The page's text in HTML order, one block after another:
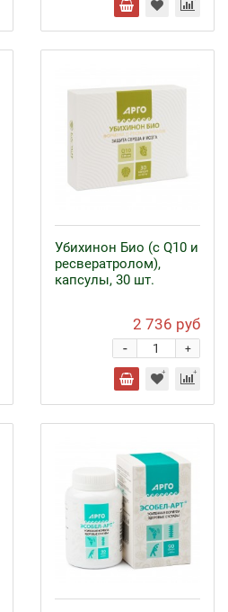
Убихинон Био (с Q10 и
ресвератролом),
капсулы, 30 шт.
2 736 руб
+
-